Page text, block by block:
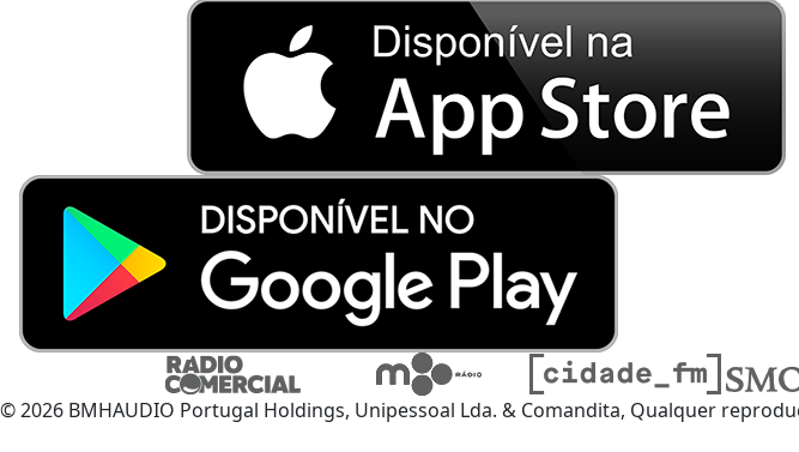
© 2026 BMHAUDIO Portugal Holdings, Unipessoal Lda. & Comandita, Qualquer